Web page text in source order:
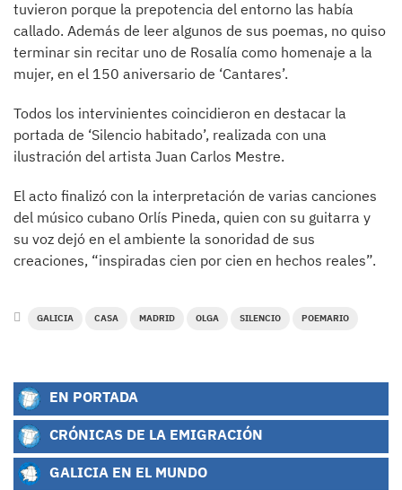
tuvieron porque la prepotencia del entorno las había
callado. Además de leer algunos de sus poemas, no quiso
terminar sin recitar uno de Rosalía como homenaje a la
mujer, en el 150 aniversario de ‘Cantares’.
Todos los intervinientes coincidieron en destacar la
portada de ‘Silencio habitado’, realizada con una
ilustración del artista Juan Carlos Mestre.
El acto finalizó con la interpretación de varias canciones
del músico cubano Orlís Pineda, quien con su guitarra y
su voz dejó en el ambiente la sonoridad de sus
creaciones, “inspiradas cien por cien en hechos reales”.
GALICIA CASA MADRID OLGA SILENCIO POEMARIO
EN PORTADA
CRÓNICAS DE LA EMIGRACIÓN
GALICIA EN EL MUNDO